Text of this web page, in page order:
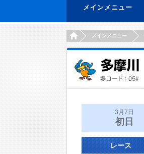
メインメニュー
HOMEメインメニュー
3月7日
初日
レース